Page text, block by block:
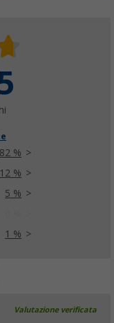
82 %
12 %
5 %
1 %
Valutazione verificata